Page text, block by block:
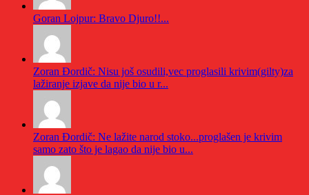
Goran Lojpur: Bravo Djuro!!...
Zoran Đordič: Nisu još osudili,vec proglasili krivim(gilty)za
lažiranje izjave da nije bio u r...
Zoran Đordič: Ne lažite narod stoko...proglašen je krivim
samo zato što je lagao da nije bio u...